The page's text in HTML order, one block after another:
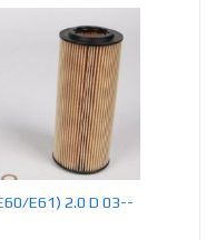
E61) 2.0 D 03--